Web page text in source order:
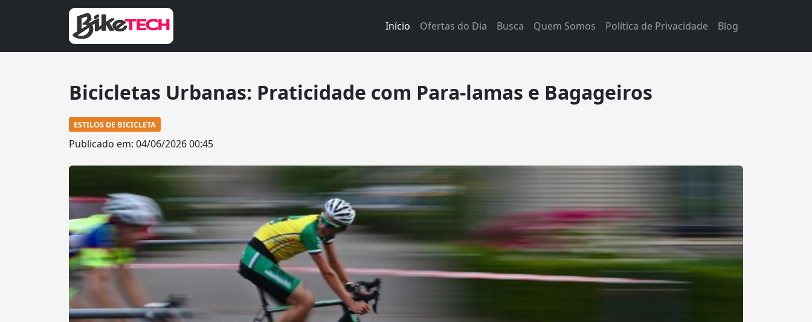
Início Ofertas do Dia Busca Quem Somos Política de Privacidade Blog
Bicicletas Urbanas: Praticidade com Para-lamas e Bagageiros
ESTILOS DE BICICLETA
Publicado em: 04/06/2026 00:45